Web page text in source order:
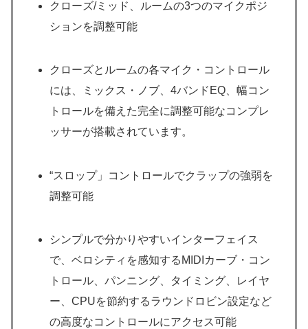
クローズ/ミッド、ルームの3つのマイクポジ
ションを調整可能
クローズとルームの各マイク・コントロール
には、ミックス・ノブ、4バンドEQ、幅コン
トロールを備えた完全に調整可能なコンプレ
ッサーが搭載されています。
“スロップ」コントロールでクラップの強弱を
調整可能
シンプルで分かりやすいインターフェイス
で、ベロシティを感知するMIDIカーブ・コン
トロール、パンニング、タイミング、レイヤ
ー、CPUを節約するラウンドロビン設定など
の高度なコントロールにアクセス可能